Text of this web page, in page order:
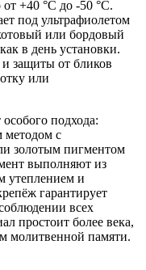
+40 °C до -50 °C.
под ультрафиолетом
или бордовый
в день установки.
и защиты от бликов
или
подхода:
методом с
золотым пигментом
выполняют из
утеплением и
гарантирует
всех
простоит более века,
молитвенной памяти.